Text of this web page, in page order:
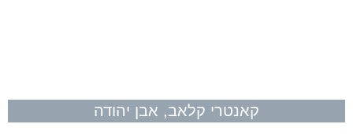
קאנטרי קלאב, אבן יהודה